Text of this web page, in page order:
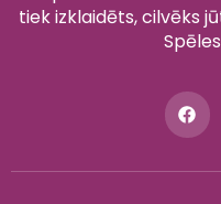
tiek izklaidēts, cilvēks